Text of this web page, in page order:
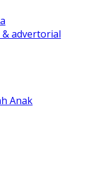
advertorial
Anak